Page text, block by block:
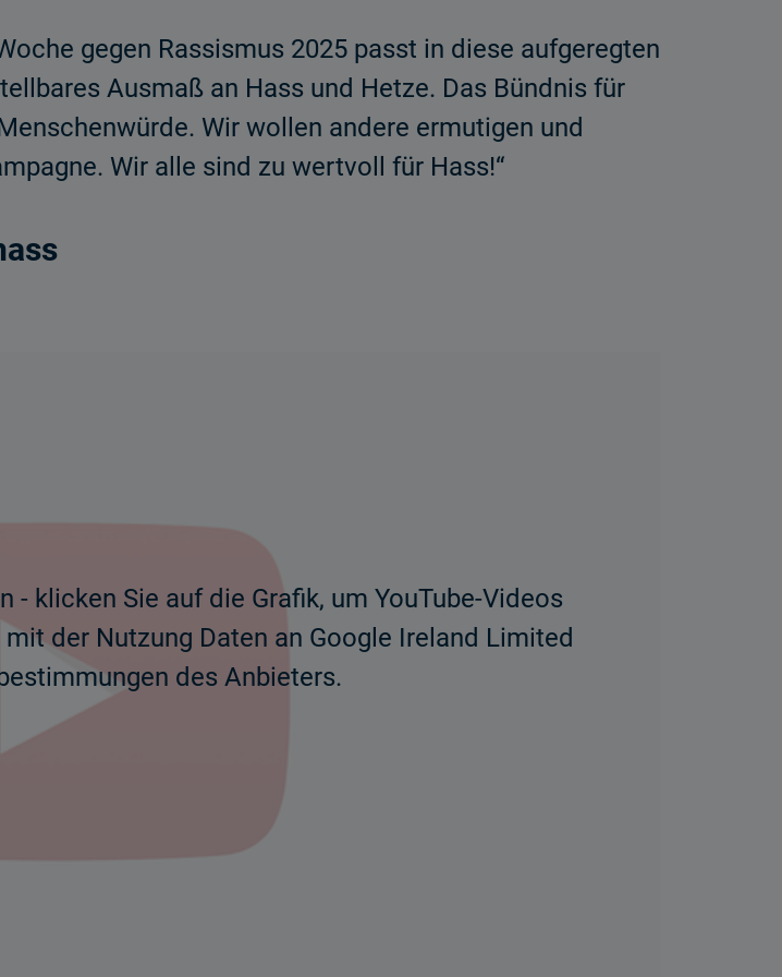
gegen Rassismus 2025 passt in diese aufgeregten
Ausmaß an Hass und Hetze. Das Bündnis für
Wir wollen andere ermutigen und
Wir alle sind zu wertvoll für Hass!“
- klicken Sie auf die Grafik, um YouTube-Videos
der Nutzung Daten an Google Ireland Limited
des Anbieters.